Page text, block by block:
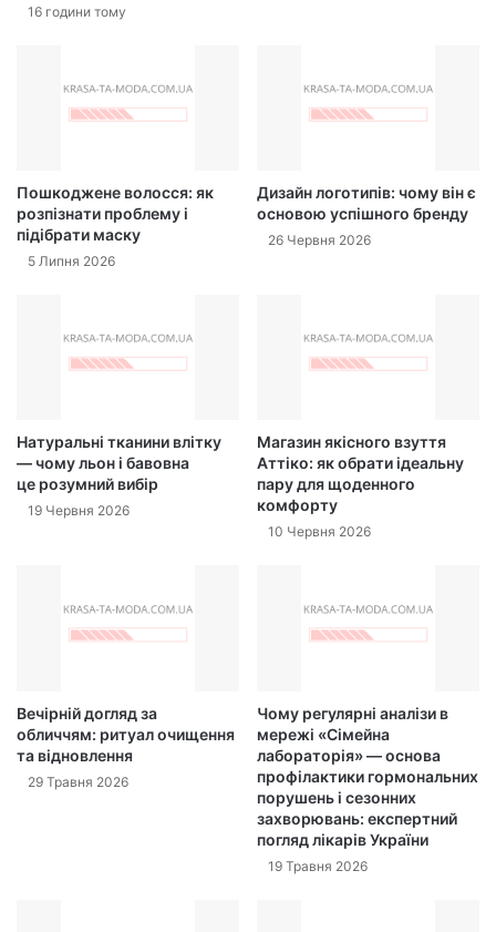
16 години тому
Пошкоджене волосся: як
розпізнати проблему і
підібрати маску
5 Липня 2026
Дизайн логотипів: чому він є
основою успішного бренду
26 Червня 2026
Натуральні тканини влітку
— чому льон і бавовна
це розумний вибір
19 Червня 2026
Магазин якісного взуття
Аттіко: як обрати ідеальну
пару для щоденного
комфорту
10 Червня 2026
Вечірній догляд за
обличчям: ритуал очищення
та відновлення
29 Травня 2026
Чому регулярні аналізи в
мережі «Сімейна
лабораторія» — основа
профілактики гормональних
порушень і сезонних
захворювань: експертний
погляд лікарів України
19 Травня 2026